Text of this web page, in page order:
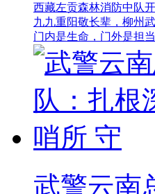
西藏左贡森林消防中队
九九重阳敬长辈，柳州
门内是生命，门外是担当
武警云南